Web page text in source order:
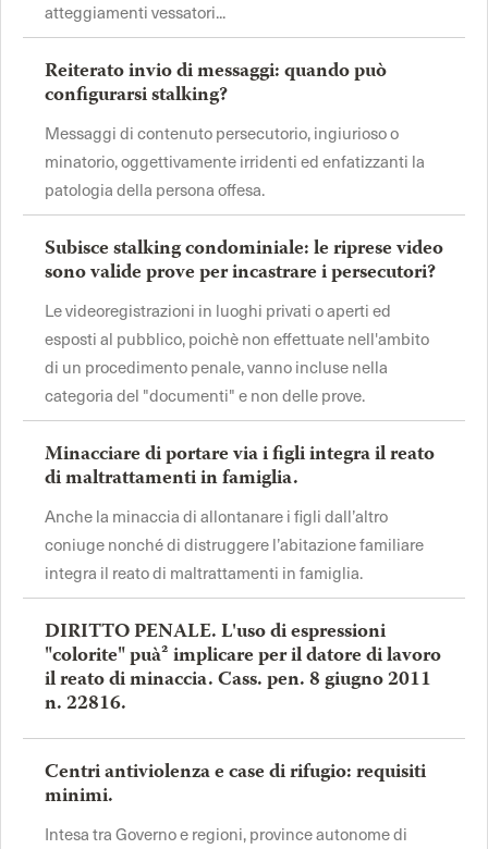
atteggiamenti vessatori...
Reiterato invio di messaggi: quando può
configurarsi stalking?
Messaggi di contenuto persecutorio, ingiurioso o
minatorio, oggettivamente irridenti ed enfatizzanti la
patologia della persona offesa.
Subisce stalking condominiale: le riprese video
sono valide prove per incastrare i persecutori?
Le videoregistrazioni in luoghi privati o aperti ed
esposti al pubblico, poichè non effettuate nell'ambito
di un procedimento penale, vanno incluse nella
categoria del "documenti" e non delle prove.
Minacciare di portare via i figli integra il reato
di maltrattamenti in famiglia.
Anche la minaccia di allontanare i figli dall’altro
coniuge nonché di distruggere l’abitazione familiare
integra il reato di maltrattamenti in famiglia.
DIRITTO PENALE. L'uso di espressioni
"colorite" puà² implicare per il datore di lavoro
il reato di minaccia. Cass. pen. 8 giugno 2011
n. 22816.
Centri antiviolenza e case di rifugio: requisiti
minimi.
Intesa tra Governo e regioni, province autonome di